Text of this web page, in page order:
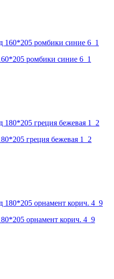
ромбики синие 6_1
греция бежевая 1_2
орнамент корич. 4_9